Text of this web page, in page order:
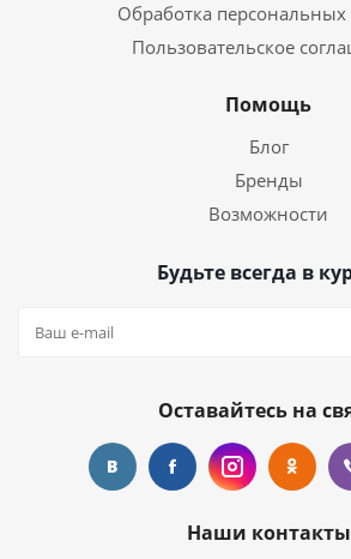
Обработка
Пользовательское
Помощь
Блог
Бренды
Возможности
Будьте всегда в
Оставайтесь на
Наши контакты